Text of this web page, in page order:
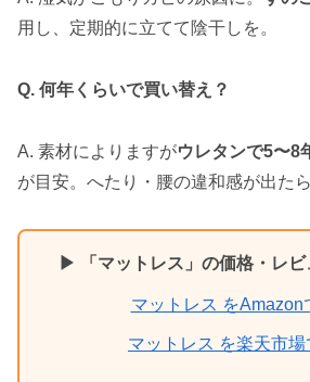
用し、定期的に立てて陰干しを。
Q. 何年くらいで買い替え？
A. 素材によりますがウレタンで5〜8
が目安。へたり・腰の違和感が出た
▶ 「マットレス」の価格・レビ
マットレス をAmazon
マットレス を楽天市場